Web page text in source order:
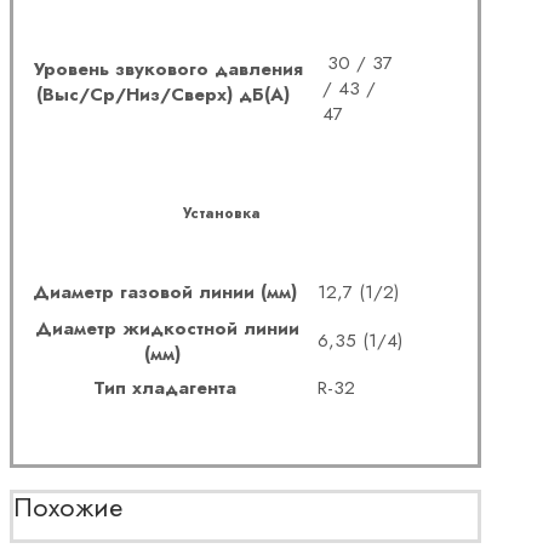
Уровень звукового давления
(Выс/Ср/Низ/Сверх) дБ(А)
30 / 37
/ 43 /
47
Установка
Диаметр газовой линии (мм)
12,7 (1/2)
Диаметр жидкостной линии
(мм)
6,35 (1/4)
Тип хладагента
R-32
Похожие